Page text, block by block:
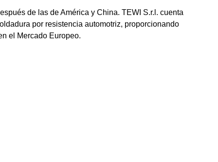
de las de América y China. TEWI S.r.l. cuenta
por resistencia automotriz, proporcionando
el Mercado Europeo.